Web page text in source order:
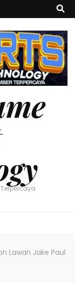
Lawan Jake Paul